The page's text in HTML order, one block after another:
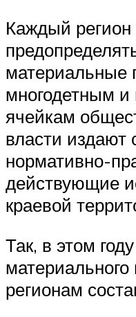
Каждый
материальные
многодетным
ячейкам
власти издают
нормативно-
действующие
краевой
Так, в этом
регионам